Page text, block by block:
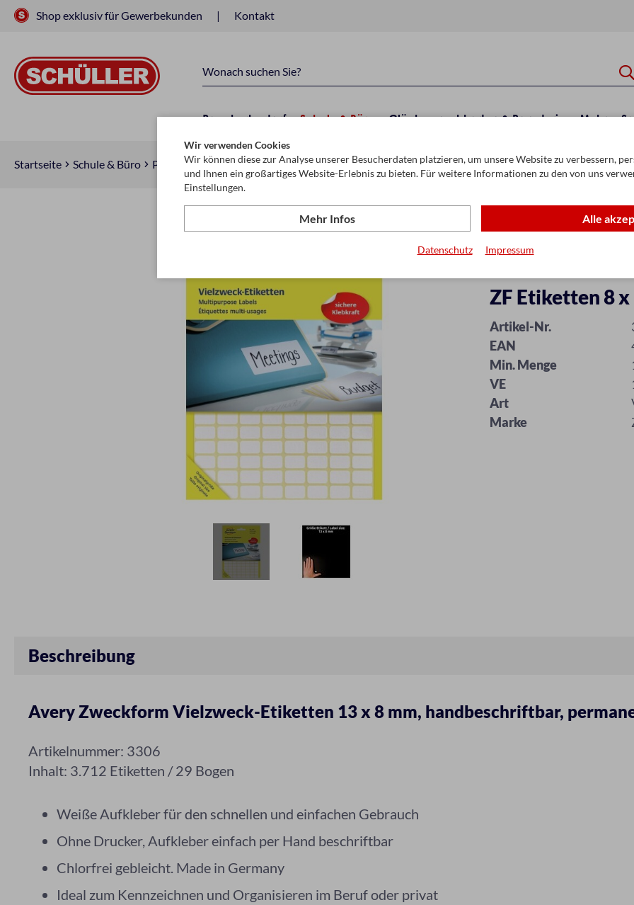
Shop exklusiv für Gewerbekunden Kontakt
Raucherbedarf Schule & Büro Glückwunschkarten & Papeterie Mehr
Startseite Schule & Büro Papier Etiketten
ZF Etiketten 8 x
Artikel-Nr.
EAN
Min. Menge
VE
Art
Marke
Beschreibung
Avery Zweckform Vielzweck-Etiketten 13 x 8 mm, handbeschriftbar,
Artikelnummer: 3306
Inhalt: 3.712 Etiketten / 29 Bogen
Weiße Aufkleber für den schnellen und einfachen Gebrauch
Ohne Drucker, Aufkleber einfach per Hand beschriftbar
Chlorfrei gebleicht. Made in Germany
Ideal zum Kennzeichnen und Organisieren im Beruf oder privat
Wir verwenden Cookies
Wir können diese zur Analyse unserer Besucherdaten platzieren, um unsere Website zu verbessern,
und Ihnen ein großartiges Website-Erlebnis zu bieten. Für weitere Informationen zu den von uns
Einstellungen.
Mehr Infos Alle
Datenschutz Impressum